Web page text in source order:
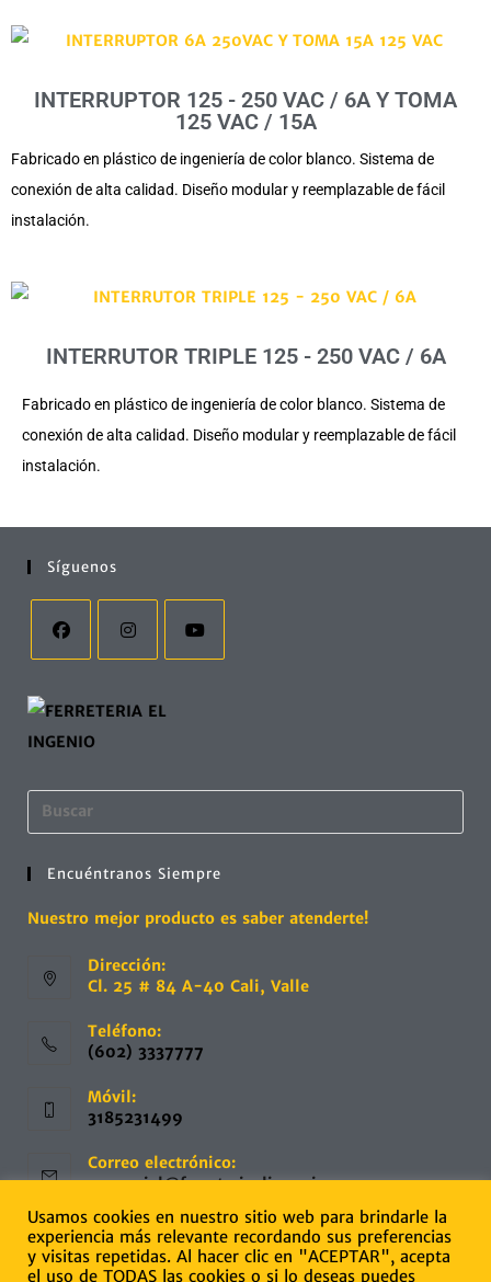
INTERRUPTOR 125 - 250 VAC / 6A Y TOMA
125 VAC / 15A
Fabricado en plástico de ingeniería de color blanco. Sistema de
conexión de alta calidad. Diseño modular y reemplazable de fácil
instalación.
INTERRUTOR TRIPLE 125 - 250 VAC / 6A
Fabricado en plástico de ingeniería de color blanco. Sistema de
conexión de alta calidad. Diseño modular y reemplazable de fácil
instalación.
Síguenos
Encuéntranos Siempre
Nuestro mejor producto es saber atenderte!
Dirección:
Cl. 25 # 84 A-40 Cali, Valle
Teléfono:
(602) 3337777
Móvil:
3185231499
Correo electrónico:
comercial@ferreteriaelingenio.com
Web:
www.ferreteriaelingenio.com
Usamos cookies en nuestro sitio web para brindarle la
experiencia más relevante recordando sus preferencias
y visitas repetidas. Al hacer clic en "ACEPTAR", acepta
el uso de TODAS las cookies o si lo deseas puedes